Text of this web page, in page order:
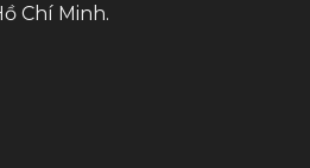
Chí Minh.